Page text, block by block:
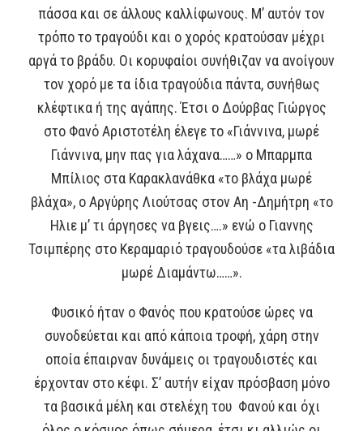
πάσσα και σε άλλους καλλίφωνους. Μ’ αυτόν τον
τρόπο το τραγούδι και ο χορός κρατούσαν μέχρι
αργά το βράδυ. Οι κορυφαίοι συνήθιζαν να ανοίγουν
τον χορό με τα ίδια τραγούδια πάντα, συνήθως
κλέφτικα ή της αγάπης. Έτσι ο Δούρβας Γιώργος
στο Φανό Αριστοτέλη έλεγε το «Γιάννινα, μωρέ
Γιάννινα, μην πας για λάχανα……» ο Μπαρμπα
Μπίλιος στα Καρακλανάθκα «το βλάχα μωρέ
βλάχα», ο Αργύρης Λιούτσας στον Αη -Δημήτρη «το
Ηλιε μ’ τι άργησες να βγεις….» ενώ ο Γιαννης
Τσιμπέρης στο Κεραμαριό τραγουδούσε «τα λιβάδια
μωρέ Διαμάντω……».
Φυσικό ήταν ο Φανός που κρατούσε ώρες να
συνοδεύεται και από κάποια τροφή, χάρη στην
οποία έπαιρναν δυνάμεις οι τραγουδιστές και
έρχονταν στο κέφι. Σ’ αυτήν είχαν πρόσβαση μόνο
τα βασικά μέλη και στελέχη του Φανού και όχι